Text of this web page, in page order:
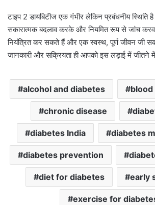
टाइप 2 डायबिटीज एक गंभीर लेकिन प्रबंधनीय स्थिति
सकारात्मक बदलाव करके और नियमित रूप से जांच
नियंत्रित कर सकते हैं और एक स्वस्थ, पूर्ण जीवन जी
जानकारी और सक्रियता ही आपको इस लड़ाई में जीतने
alcohol and diabetes blood
chronic disease
diabetes India diabetes
diabetes prevention
diet for diabetes early
exercise for